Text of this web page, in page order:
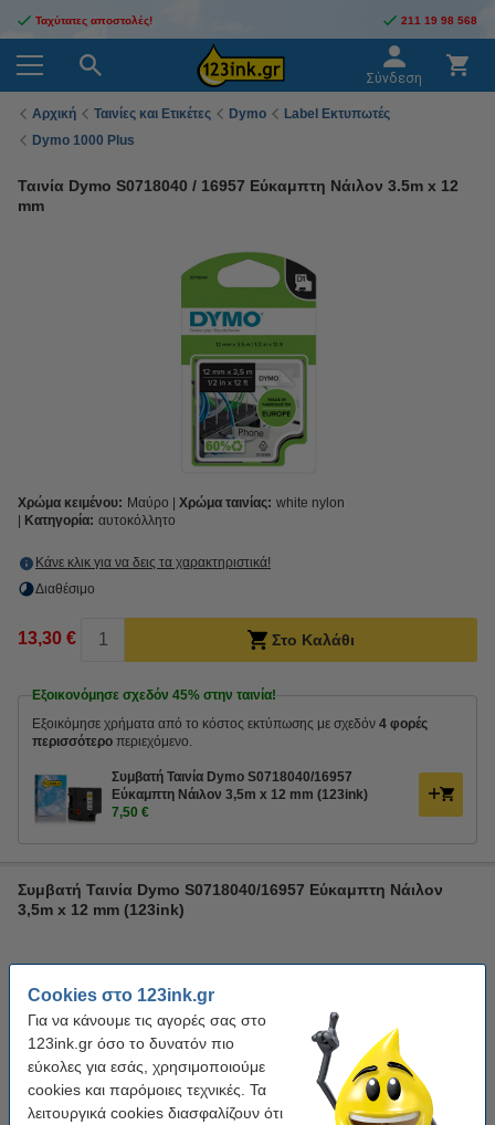
Cookies στο 123ink.gr
Για να κάνουμε τις αγορές σας στο
123ink.gr όσο το δυνατόν πιο
εύκολες για εσάς, χρησιμοποιούμε
cookies και παρόμοιες τεχνικές. Τα
λειτουργικά cookies διασφαλίζουν ότι
Ταχύτατες αποστολές! 211 19 98 568
Σύνδεση
Αρχική Ταινίες και Ετικέτες Dymo
Label Εκτυπωτές
Dymo 1000 Plus
Ταινία Dymo S0718040 / 16957 Εύκαμπτη Νάιλον 3.5m x 12
mm
Χρώμα κειμένου: Μαύρο Χρώμα ταινίας: white nylon
Κατηγορία: αυτοκόλλητο
Κάνε κλικ για να δεις τα χαρακτηριστικά!
Διαθέσιμο
13,30 € Στο Καλάθι
Εξοικονόμησε σχεδόν 45% στην ταινία!
Εξοικόμησε χρήματα από το κόστος εκτύπωσης με σχεδόν 4 φορές
περισσότερο περιεχόμενο.
Συμβατή Ταινία Dymo S0718040/16957
Εύκαμπτη Νάιλον 3,5m x 12 mm (123ink)
7,50 €
Συμβατή Ταινία Dymo S0718040/16957 Εύκαμπτη Νάιλον
3,5m x 12 mm (123ink)